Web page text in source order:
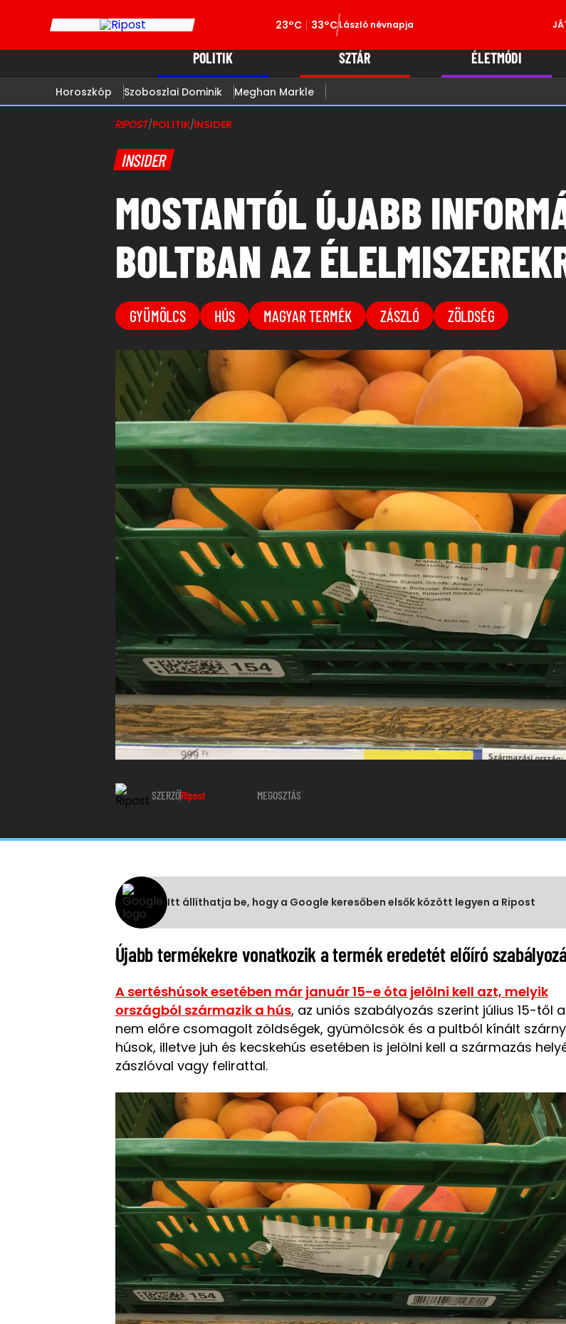
23°C 33°CLászló névnapja
POLITIK SZTÁR ÉLETMÓDI
Horoszkóp Szoboszlai Dominik Meghan Markle
RIPOST/POLITIK/INSIDER
INSIDER
MOSTANTÓL ÚJABB
BOLTBAN AZ
GYÜMÖLCS HÚS MAGYAR TERMÉK ZÁSZLÓ ZÖLDSÉG
SZERZŐRipost MEGOSZTÁS
Itt állíthatja be, hogy a Google keresőben elsők között legyen a Ripost
Újabb termékekre vonatkozik a termék eredetét előíró
A sertéshúsok esetében már január 15-e óta jelölni kell azt, melyik
országból származik a hús, az uniós szabályozás szerint július 15-től a
nem előre csomagolt zöldségek, gyümölcsök és a pultból kínált
húsok, illetve juh és kecskehús esetében is jelölni kell a származás
zászlóval vagy felirattal.